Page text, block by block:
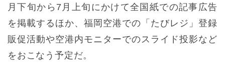
月下旬から7月上旬にかけて全国紙での記事広告
を掲載するほか、福岡空港での「たびレジ」登録
販促活動や空港内モニターでのスライド投影など
をおこなう予定だ。